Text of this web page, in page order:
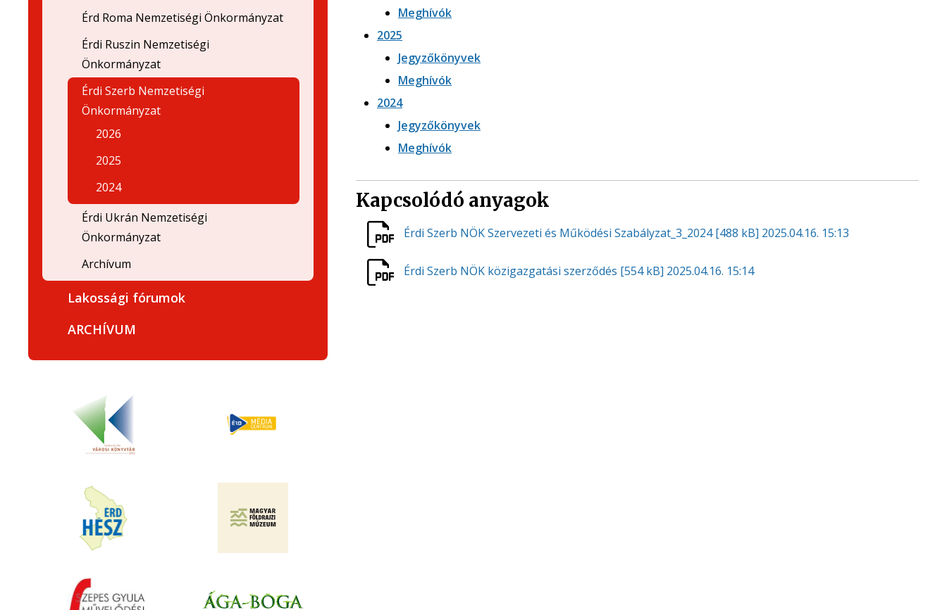
Meghívók
2025
Jegyzőkönyvek
Meghívók
2024
Jegyzőkönyvek
Meghívók
Kapcsolódó anyagok
Érdi Szerb NÖK Szervezeti és Működési Szabályzat_3_2024[488 kB] 2025.04.16. 15:13
Érdi Szerb NÖK közigazgatási szerződés [554 kB] 2025.04.16. 15:14
Érd Roma Nemzetiségi Önkormányzat
Érdi Ruszin Nemzetiségi
Önkormányzat
Érdi Szerb Nemzetiségi
Önkormányzat
2026
2025
2024
Érdi Ukrán Nemzetiségi
Önkormányzat
Archívum
Lakossági fórumok
ARCHÍVUM